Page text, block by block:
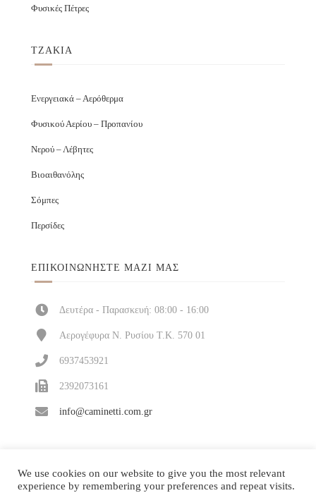
Φυσικές Πέτρες
ΤΖΑΚΙΑ
Ενεργειακά – Αερόθερμα
Φυσικού Αερίου – Προπανίου
Νερού – Λέβητες
Βιοαιθανόλης
Σόμπες
Περσίδες
ΕΠΙΚΟΙΝΩΝΉΣΤΕ ΜΑΖΊ ΜΑΣ
Δευτέρα - Παρασκευή: 08:00 - 16:00
Αερογέφυρα Ν. Ρυσίου Τ.Κ. 570 01
6937453921
2392073161
info@caminetti.com.gr
We use cookies on our website to give you the most relevant
experience by remembering your preferences and repeat visits.